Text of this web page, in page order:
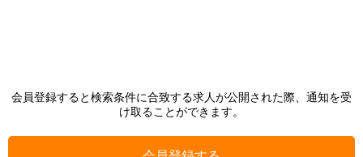
会員登録すると検索条件に合致する求人が公開された際、通知を受
け取ることができます。